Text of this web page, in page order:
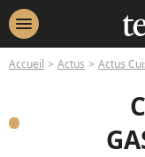
menu
Accueil Actus Actus